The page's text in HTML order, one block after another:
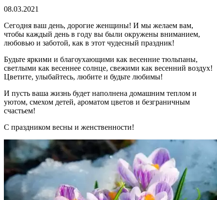
08.03.2021
Сегодня ваш день, дорогие женщины! И мы желаем вам,
чтобы каждый день в году вы были окружены вниманием,
любовью и заботой, как в этот чудесный праздник!
Будьте яркими и благоухающими как весенние тюльпаны,
светлыми как весеннее солнце, свежими как весенний воздух!
Цветите, улыбайтесь, любите и будьте любимы!
И пусть ваша жизнь будет наполнена домашним теплом и
уютом, смехом детей, ароматом цветов и безграничным
счастьем!
С праздником весны и женственности!